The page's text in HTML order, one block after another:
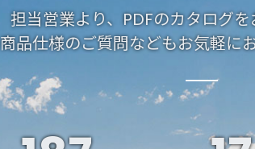
担当営業より、PDFのカタログを
商品仕様のご質問などもお気軽に